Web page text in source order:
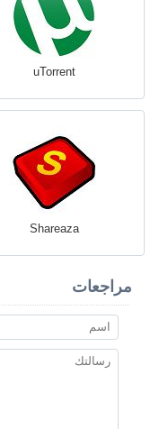
uTorrent
Shareaza
مراجعات